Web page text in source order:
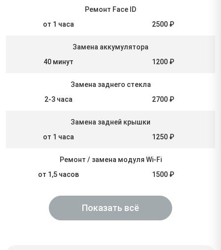
Ремонт Face ID
от 1 часа
2500 ₽
Замена аккумулятора
40 минут
1200 ₽
Замена заднего стекла
2-3 часа
2700 ₽
Замена задней крышки
от 1 часа
1250 ₽
Ремонт / замена модуля Wi-Fi
от 1,5 часов
1500 ₽
Показать всё